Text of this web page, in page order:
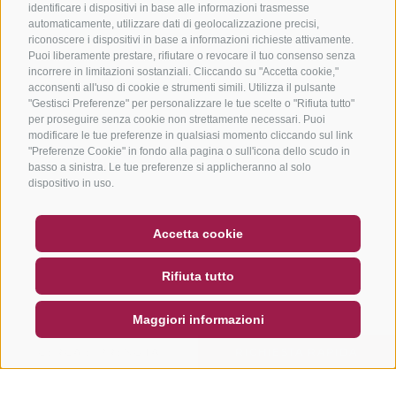
identificare i dispositivi in base alle informazioni trasmesse
automaticamente, utilizzare dati di geolocalizzazione precisi,
riconoscere i dispositivi in base a informazioni richieste attivamente.
Puoi liberamente prestare, rifiutare o revocare il tuo consenso senza
incorrere in limitazioni sostanziali. Cliccando su "Accetta cookie,"
acconsenti all'uso di cookie e strumenti simili. Utilizza il pulsante
"Gestisci Preferenze" per personalizzare le tue scelte o "Rifiuta tutto"
per proseguire senza cookie non strettamente necessari. Puoi
modificare le tue preferenze in qualsiasi momento cliccando sul link
"Preferenze Cookie" in fondo alla pagina o sull'icona dello scudo in
basso a sinistra. Le tue preferenze si applicheranno al solo
dispositivo in uso.
Accetta cookie
Rifiuta tutto
Maggiori informazioni
NEWSLETTER
SOCIAL WALL METEO